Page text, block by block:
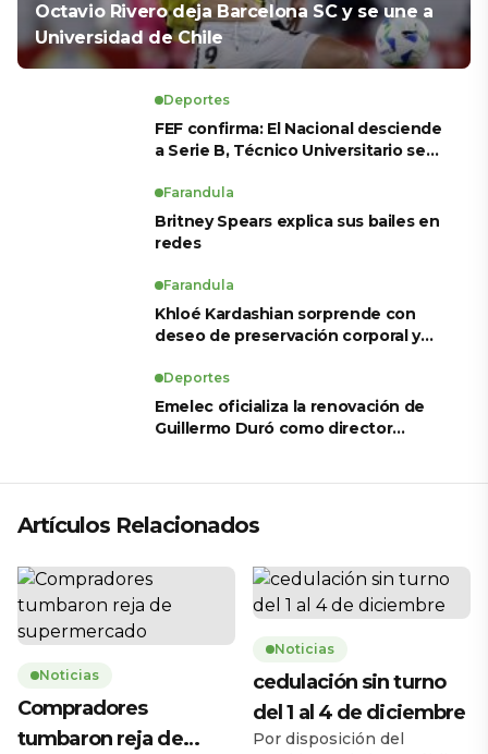
Octavio Rivero deja Barcelona SC y se une a
Universidad de Chile
Deportes
FEF confirma: El Nacional desciende
a Serie B, Técnico Universitario se
para LigaPro 2026
Farandula
Britney Spears explica sus bailes en
redes
Farandula
Khloé Kardashian sorprende con
deseo de preservación corporal y
Deportes
Emelec oficializa la renovación de
Guillermo Duró como director
Artículos Relacionados
Noticias
Compradores
tumbaron reja de
Noticias
cedulación sin turno
del 1 al 4 de diciembre
Por disposición del